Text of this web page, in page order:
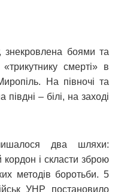
знекровлена боями та
смерті» в
На півночі та
півдні – білі, на заході
два шляхи:
кордон і скласти зброю
методів боротьби. 5
УНР постановило